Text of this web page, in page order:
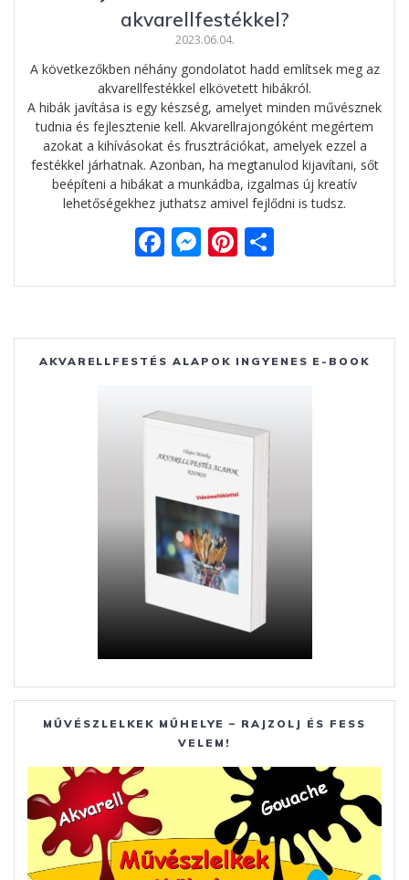
akvarellfestékkel?
2023.06.04.
A következőkben néhány gondolatot hadd említsek meg az
akvarellfestékkel elkövetett hibákról.
A hibák javítása is egy készség, amelyet minden művésznek
tudnia és fejlesztenie kell. Akvarellrajongóként megértem
azokat a kihívásokat és frusztrációkat, amelyek ezzel a
festékkel járhatnak. Azonban, ha megtanulod kijavítani, sőt
beépíteni a hibákat a munkádba, izgalmas új kreatív
lehetőségekhez juthatsz amivel fejlődni is tudsz.
F
e
b
o
k
M
ss
e
n
er
Pi
er
e
st
za
m
e
AKVARELLFESTÉS ALAPOK INGYENES E-BOOK
MŰVÉSZLELKEK MŰHELYE – RAJZOLJ ÉS FESS
VELEM!